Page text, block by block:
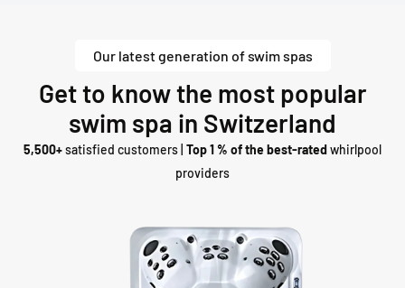
Our latest generation of swim spas
Get to know the most popular
swim spa in Switzerland
5,500+satisfied customers | Top 1 % of the best-ratedwhirlpool
providers